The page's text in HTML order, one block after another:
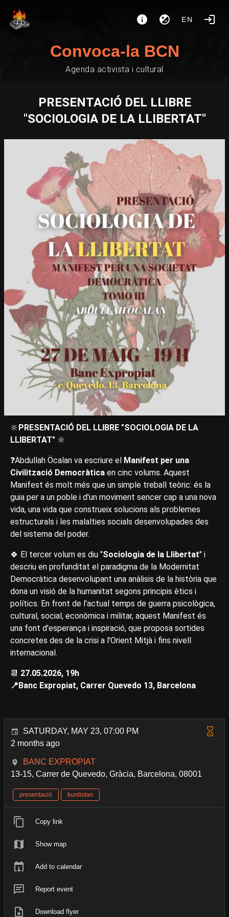
EN
Convoca-la BCN
Agenda activista i cultural
PRESENTACIÓ DEL LLIBRE
"SOCIOLOGIA DE LA LLIBERTAT"
🔆 PRESENTACIÓ DEL LLIBRE "SOCIOLOGIA DE LA
LLIBERTAT" 🔆
❓Abdullah Öcalan va escriure el Manifest per una
Civilització Democràtica en cinc volums. Aquest
Manifest és molt més que un simple treball teòric: és la
guia per a un poble i d'un moviment sencer cap a una nova
vida, una vida que construeix solucions als problemes
estructurals i les malalties socials desenvolupades des
del sistema del poder.
🍀 El tercer volum es diu "Sociologia de la Llibertat" i
descriu en profunditat el paradigma de la Modernitat
Democràtica desenvolupant una anàlisis de la història que
dona un visió de la humanitat segons principis ètics i
polítics. En front de l'actual temps de guerra psicològica,
cultural, social, econòmica i militar, aquest Manifest és
una font d'esperança i inspiració, que proposa sortides
concretes des de la crisi a l'Orient Mitjà i fins nivell
internacional.
📆 27.05.2026, 19h
📍Banc Expropiat, Carrer Quevedo 13, Barcelona
SATURDAY, MAY 23, 07:00 PM
2 months ago
BANC EXPROPIAT
13-15, Carrer de Quevedo, Gràcia, Barcelona, 08001
presentació kurdistan
Copy link
Show map
Add to calendar
Report event
Download flyer